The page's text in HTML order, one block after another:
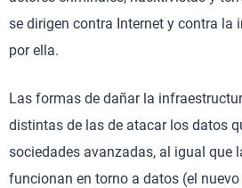
se dirigen contra Internet y contra la
por ella.
Las formas de dañar la
distintas de las de atacar los datos
sociedades avanzadas, al igual que
funcionan en torno a datos (el